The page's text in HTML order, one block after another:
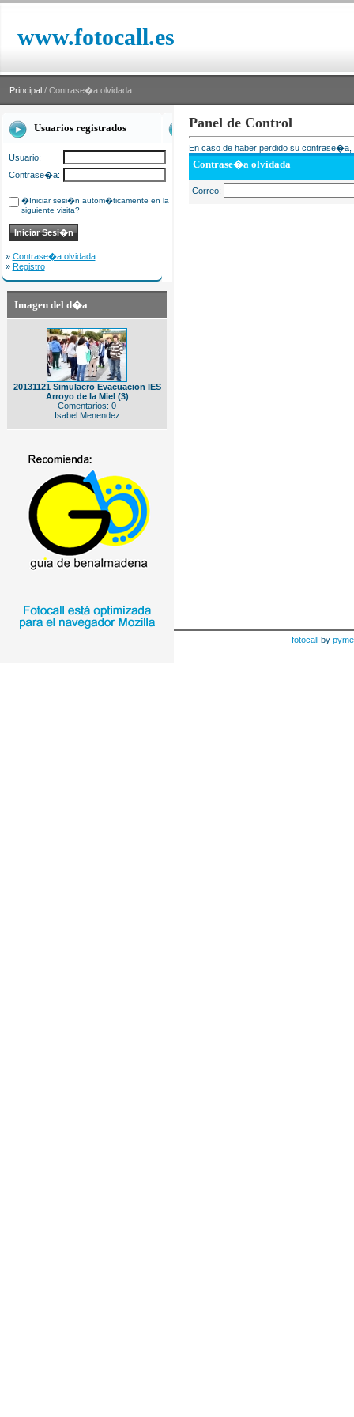
www.fotocall.es
Principal / Contrase�a olvidada
Usuarios registrados
Usuario:
Contrase�a:
�Iniciar sesi�n autom�ticamente en la
siguiente visita?
» Contrase�a olvidada
» Registro
Imagen del d�a
20131121 Simulacro Evacuacion IES
Arroyo de la Miel (3)
Comentarios: 0
Isabel Menendez
Panel de Control
En caso de haber perdido su
Contrase�a olvidada
Correo:
fotocall by